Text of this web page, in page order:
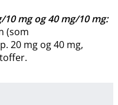
10 mgog40 mg/10 mg:
(som
20 mg og 40 mg,